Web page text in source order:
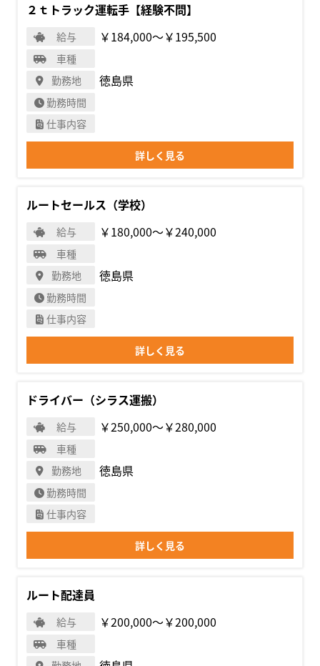
２ｔトラック運転手【経験不問】
給与 ￥184,000〜￥195,500
車種
勤務地
徳島県
勤務時間
仕事内容
詳しく見る
ルートセールス（学校）
給与 ￥180,000〜￥240,000
車種
勤務地
徳島県
勤務時間
仕事内容
詳しく見る
ドライバー（シラス運搬）
給与 ￥250,000〜￥280,000
車種
勤務地
徳島県
勤務時間
仕事内容
詳しく見る
ルート配達員
給与 ￥200,000〜￥200,000
車種